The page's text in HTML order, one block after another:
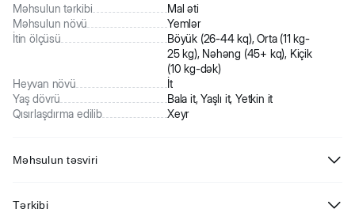
Məhsulun tərkibi
Mal əti
Məhsulun növü
Yemlər
İtin ölçüsü
Böyük (26-44 kq), Orta (11 kg-
25 kg), Nəhəng (45+ kq), Kiçik
(10 kg-dək)
Heyvan növü
İt
Yaş dövrü
Bala it, Yaşlı it, Yetkin it
Qısırlaşdırma edilib
Xeyr
Məhsulun təsviri
noxud və lobya ilə pörtlədilmiş mal əti. İtinizin sevimli yeminə yeni bir
Tərkibi